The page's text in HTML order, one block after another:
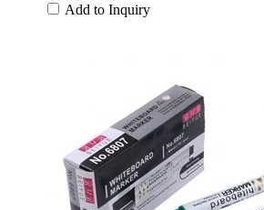
Add to Inquiry